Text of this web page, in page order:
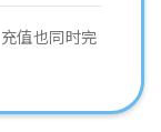
值也同时完